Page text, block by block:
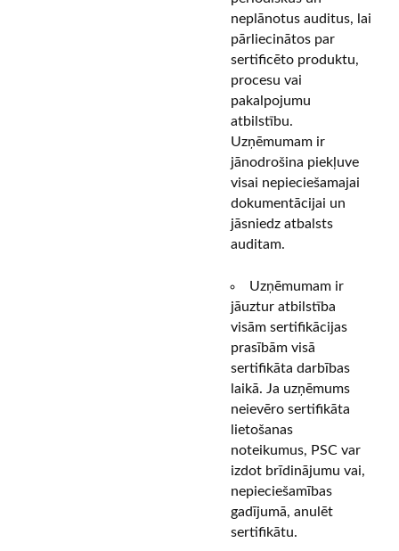
neplānotus auditus, lai
pārliecinātos par
sertificēto produktu,
procesu vai
pakalpojumu
atbilstību.
Uzņēmumam ir
jānodrošina piekļuve
visai nepieciešamajai
dokumentācijai un
jāsniedz atbalsts
auditam.
Uzņēmumam ir
jāuztur atbilstība
visām sertifikācijas
prasībām visā
sertifikāta darbības
laikā. Ja uzņēmums
neievēro sertifikāta
lietošanas
noteikumus, PSC var
izdot brīdinājumu vai,
nepieciešamības
gadījumā, anulēt
sertifikātu.